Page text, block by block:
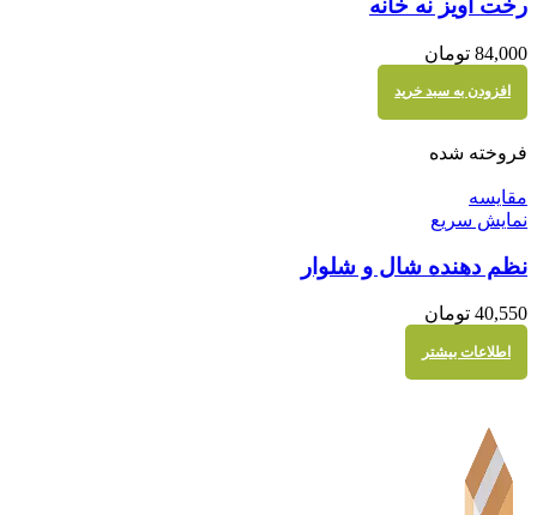
رخت آویز نه خانه
84,000 تومان
افزودن به سبد خرید
فروخته شده
مقايسه
نمایش سریع
نظم دهنده شال و شلوار
40,550 تومان
اطلاعات بیشتر